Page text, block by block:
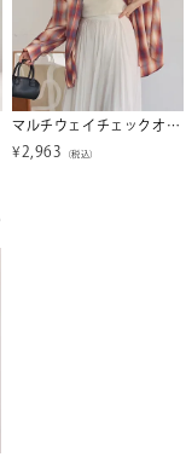
マルチウェイチェックオーバーシャツ
¥ 2,963 （税込）